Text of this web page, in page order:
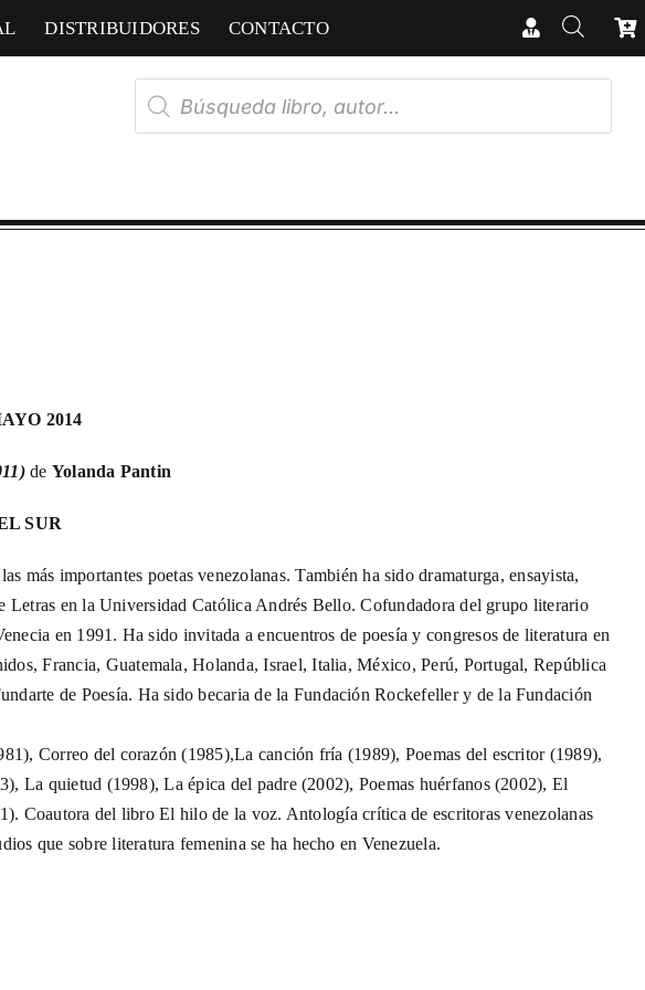
DISTRIBUIDORES CONTACTO
Búsqueda
de
productos
2014
de Yolanda Pantin
SUR
importantes poetas venezolanas. También ha sido dramaturga, ensayista,
Letras en la Universidad Católica Andrés Bello. Cofundadora del grupo literario
en 1991. Ha sido invitada a encuentros de poesía y congresos de literatura en
Francia, Guatemala, Holanda, Israel, Italia, México, Perú, Portugal, República
de Poesía. Ha sido becaria de la Fundación Rockefeller y de la Fundación
Correo del corazón (1985),La canción fría (1989), Poemas del escritor (1989),
La quietud (1998), La épica del padre (2002), Poemas huérfanos (2002), El
Coautora del libro El hilo de la voz. Antología crítica de escritoras venezolanas
que sobre literatura femenina se ha hecho en Venezuela.